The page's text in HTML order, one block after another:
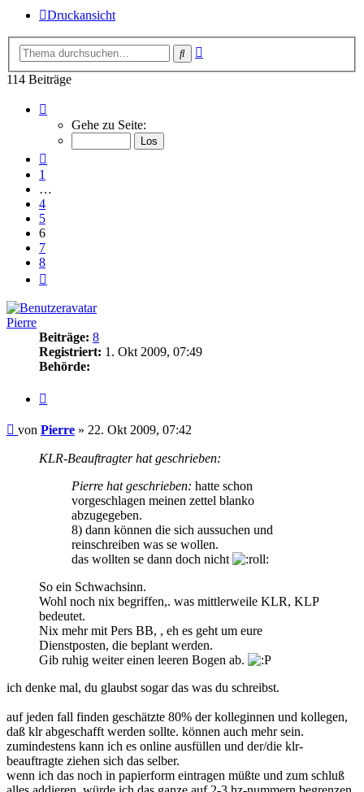
Druckansicht
Suche
114 Beiträge
von
Gehe zu Seite:
1
…
4
5
6
7
8
Pierre
Beiträge: 8
Registriert: 1. Okt 2009, 07:49
Behörde:
Beitrag
von Pierre » 22. Okt 2009, 07:42
KLR-Beauftragter hat geschrieben:
Pierre hat geschrieben: hatte schon
vorgeschlagen meinen zettel blanko
abzugegeben.
8) dann können die sich aussuchen und
reinschreiben was se wollen.
das wollten se dann doch nicht
So ein Schwachsinn.
Wohl noch nix begriffen,. was mittlerweile KLR, KLP
bedeutet.
Nix mehr mit Pers BB, , eh es geht um eure
Dienstposten, die beplant werden.
Gib ruhig weiter einen leeren Bogen ab.
ich denke mal, du glaubst sogar das was du schreibst.
auf jeden fall finden geschätzte 80% der kolleginnen und kollegen,
daß klr abgeschafft werden sollte. können auch mehr sein.
zumindestens kann ich es online ausfüllen und der/die klr-
beauftragte ziehen sich das selber.
wenn ich das noch in papierform eintragen müßte und zum schluß